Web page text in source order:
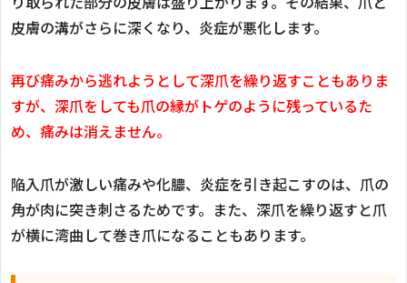
皮膚の溝がさらに深くなり、炎症が悪化します。
再び痛みから逃れようとして深爪を繰り返すこともありま
すが、深爪をしても爪の縁がトゲのように残っているた
め、痛みは消えません。
陥入爪が激しい痛みや化膿、炎症を引き起こすのは、爪の
角が肉に突き刺さるためです。また、深爪を繰り返すと爪
が横に湾曲して巻き爪になることもあります。